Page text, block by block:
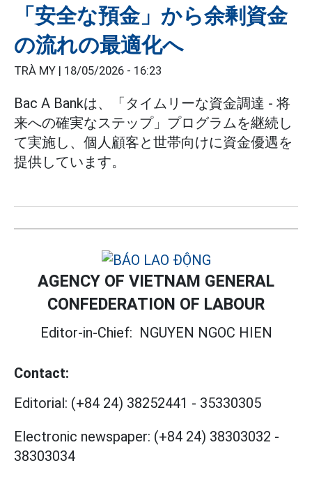
「安全な預金」から余剰資金
の流れの最適化へ
TRÀ MY | 18/05/2026 - 16:23
Bac A Bankは、「タイムリーな資金調達 - 将
来への確実なステップ」プログラムを継続し
て実施し、個人顧客と世帯向けに資金優遇を
提供しています。
AGENCY OF VIETNAM GENERAL
CONFEDERATION OF LABOUR
Editor-in-Chief: NGUYEN NGOC HIEN
Contact:
Editorial: (+84 24) 38252441 - 35330305
Electronic newspaper: (+84 24) 38303032 -
38303034